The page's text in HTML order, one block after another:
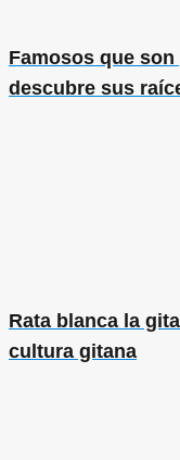
Famosos que
descubre sus
Rata blanca la
cultura gitana